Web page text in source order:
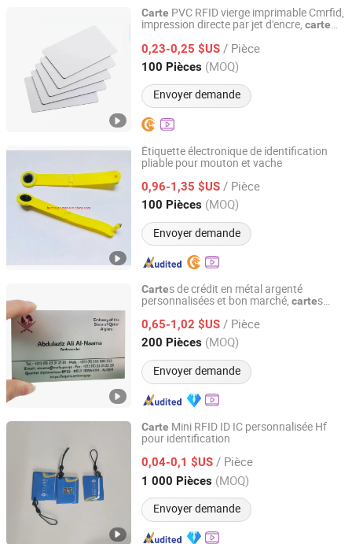
Carte PVC RFID vierge imprimable Cmrfid,
impression directe par jet d'encre, carte
S50 13.56MHz Fabricants de
0,23-0,25 $US / Pièce
100 Pièces (MOQ)
Envoyer demande
Shandong, China Depuis 2022
Étiquette électronique de identification
pliable pour mouton et vache
0,96-1,35 $US / Pièce
100 Pièces (MOQ)
Envoyer demande
Hornta (Langfang)Trading Co., Ltd.
Hebei, China Depuis 2019
Cartes de crédit en métal argenté
personnalisées et bon marché, cartes
gravure au laser
0,65-1,02 $US / Pièce
200 Pièces (MOQ)
Envoyer demande
Zhongshan Lucky Art & Crafts Gifts Co., Ltd.
Guangdong, China Depuis 2018
Carte Mini RFID ID IC personnalisée Hf
pour identification
0,04-0,1 $US / Pièce
1 000 Pièces (MOQ)
Envoyer demande
Zhejiang Junmp Technology Inc., Ltd
Zhejiang, China Depuis 2024